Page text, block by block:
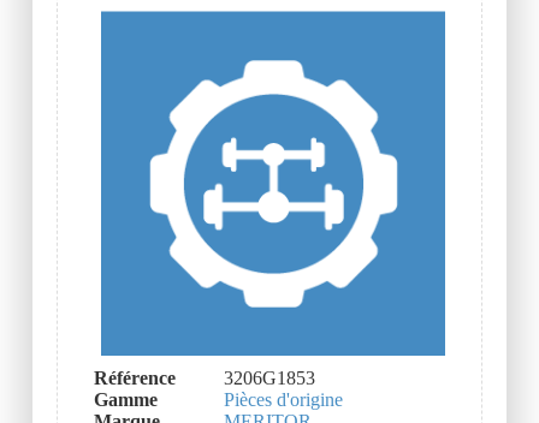
Référence
3206G1853
Gamme
Pièces d'origine